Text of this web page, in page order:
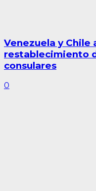
Venezuela y Chile
restablecimiento
consulares
0